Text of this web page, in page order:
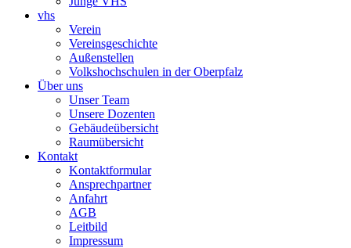
vhs
Verein
Vereinsgeschichte
Außenstellen
Volkshochschulen in der Oberpfalz
Über uns
Unser Team
Unsere Dozenten
Gebäudeübersicht
Raumübersicht
Kontakt
Kontaktformular
Ansprechpartner
Anfahrt
AGB
Leitbild
Impressum